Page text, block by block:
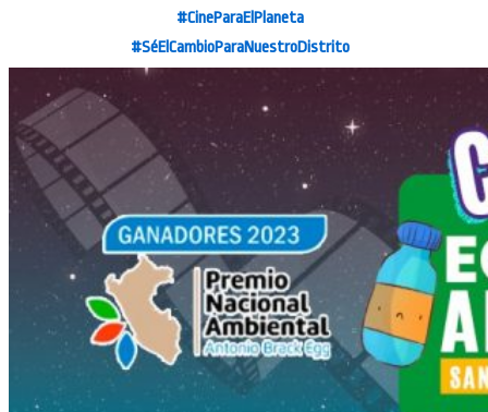
#CineParaElPlaneta
#SéElCambioParaNuestroDistrito